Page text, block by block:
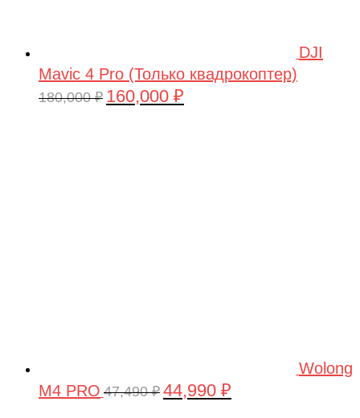
DJI
Mavic 4 Pro (Только квадрокоптер)
180,000₽ Первоначальная
160,000 ₽
Wolong
M4 PRO 47,490₽ Первоначальная
44,990 ₽